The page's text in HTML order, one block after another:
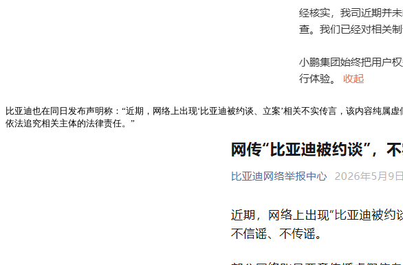
比亚迪也在同日发布声明称：“近期，网络上出现‘比亚迪被约谈、立案’相关不实传言，该内容纯
依法追究相关主体的法律责任。”